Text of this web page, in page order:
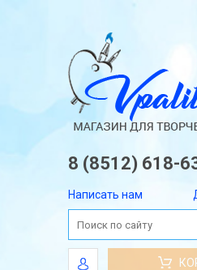
8 (8512) 618-
Написать нам